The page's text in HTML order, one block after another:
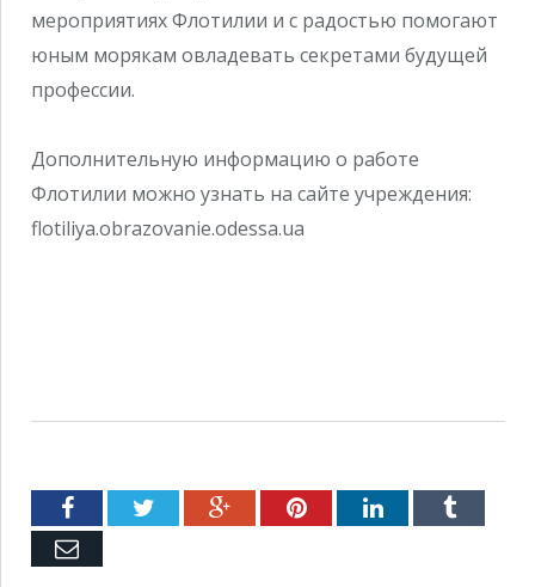
мероприятиях Флотилии и с радостью помогают
юным морякам овладевать секретами будущей
профессии.
Дополнительную информацию о работе
Флотилии можно узнать на сайте учреждения:
flotiliya.obrazovanie.odessa.ua
FacebookTwitter Google+PinterestLinkedInTumblr
Емейл